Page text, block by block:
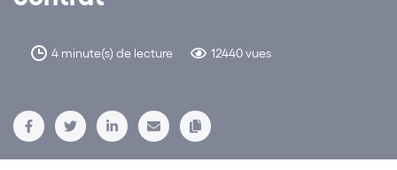
4 minute(s) de lecture 12440 vues